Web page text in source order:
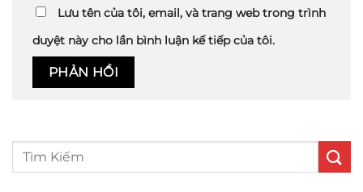
Lưu tên của tôi, email, và trang web trong trình
duyệt này cho lần bình luận kế tiếp của tôi.